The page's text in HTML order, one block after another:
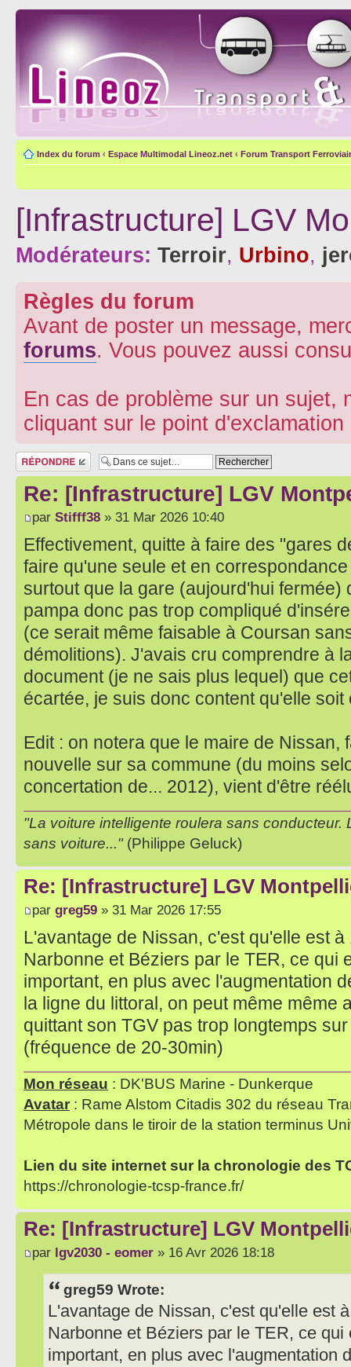
Index du forum ‹ Espace Multimodal Lineoz.net ‹ Forum Transport
[Infrastructure] LGV
Modérateurs: Terroir, Urbino,
Règles du forum
Avant de poster un message,
forums. Vous pouvez aussi
En cas de problème sur un sujet,
cliquant sur le point
Répondre
Re: [Infrastructure] LGV
par Stifff38 » 31 Mar 2026 10:40
Effectivement, quitte à faire des "gares
faire qu'une seule et en
surtout que la gare (aujourd'hui fermée)
pampa donc pas trop compliqué
(ce serait même faisable à Coursan
démolitions). J'avais cru comprendre à
document (je ne sais plus lequel) que
écartée, je suis donc content qu'elle
Edit : on notera que le maire de Nissan,
nouvelle sur sa commune (du moins
concertation de... 2012), vient d'être
"La voiture intelligente roulera sans conducteur.
sans voiture..."(Philippe Geluck)
Re: [Infrastructure] LGV
par greg59 » 31 Mar 2026 17:55
L'avantage de Nissan, c'est qu'elle est
Narbonne et Béziers par le TER, ce qui
important, en plus avec l'augmentation
la ligne du littoral, on peut même même
quittant son TGV pas trop longtemps
(fréquence de 20-30min)
Mon réseau : DK'BUS Marine - Dunkerque
Avatar : Rame Alstom Citadis 302 du réseau
Métropole dans le tiroir de la station terminus
Lien du site internet sur la chronologie des
https://chronologie-tcsp-france.fr/
Re: [Infrastructure] LGV
par lgv2030 - eomer » 16 Avr 2026 18:18
greg59 Wrote:
L'avantage de Nissan, c'est qu'elle est
Narbonne et Béziers par le TER, ce qui
important, en plus avec l'augmentation